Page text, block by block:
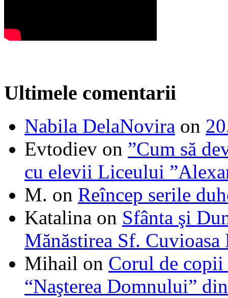
Ultimele comentarii
Nabila DelaNovira on
Evtodiev on ”Cum să
cu elevii Liceului
M. on Reîncep serile
Katalina on Sfânta şi
Mănăstirea Sf. Cuvioasa
Mihail on Corul de
“Naşterea Domnului”